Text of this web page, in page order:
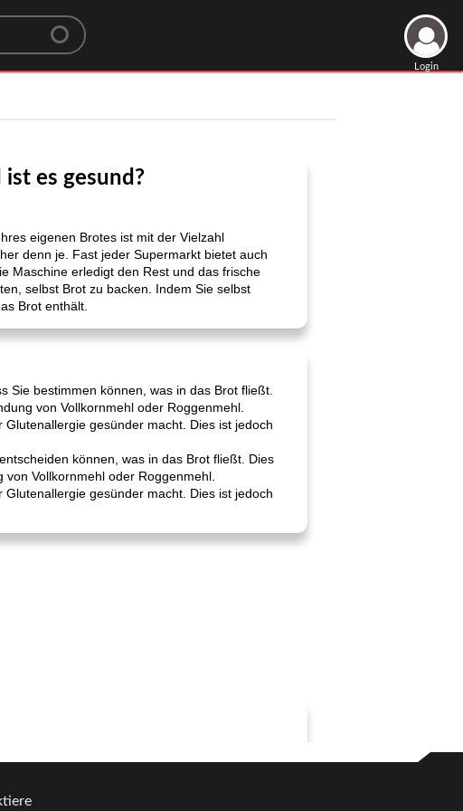
Login
es gesund?
eigenen Brotes ist mit der Vielzahl
denn je. Fast jeder Supermarkt bietet auch
Maschine erledigt den Rest und das frische
selbst Brot zu backen. Indem Sie selbst
Brot enthält.
Sie bestimmen können, was in das Brot fließt.
von Vollkornmehl oder Roggenmehl.
gesünder macht. Dies ist jedoch
können, was in das Brot fließt. Dies
Vollkornmehl oder Roggenmehl.
gesünder macht. Dies ist jedoch